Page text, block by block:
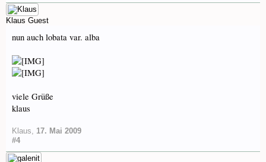
Klaus Guest
nun auch lobata var. alba
viele Grüße
klaus
Klaus, 17. Mai 2009
#4